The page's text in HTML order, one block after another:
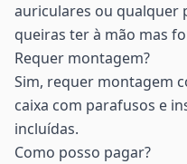
auriculares ou qualquer
queiras ter à mão mas
Requer montagem?
Sim, requer montagem
caixa com parafusos e
incluídas.
Como posso pagar?